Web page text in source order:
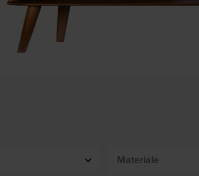
Materiale